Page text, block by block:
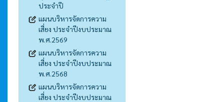
ประจำปี
แผนบริหารจัดการความ
เสี่ยง ประจำปีงบประมาณ
พ.ศ.2569
แผนบริหารจัดการความ
เสี่ยง ประจำปีงบประมาณ
พ.ศ.2568
แผนบริหารจัดการความ
เสี่ยง ประจำปีงบประมาณ